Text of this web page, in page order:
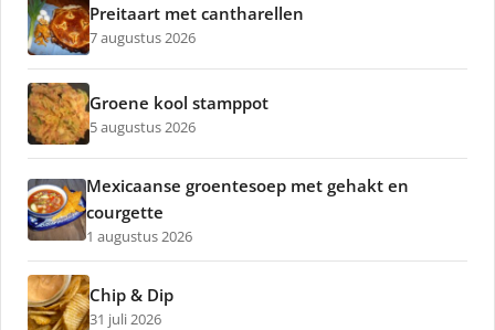
Preitaart met cantharellen
7 augustus 2026
Groene kool stamppot
5 augustus 2026
Mexicaanse groentesoep met gehakt en
courgette
1 augustus 2026
Chip & Dip
31 juli 2026